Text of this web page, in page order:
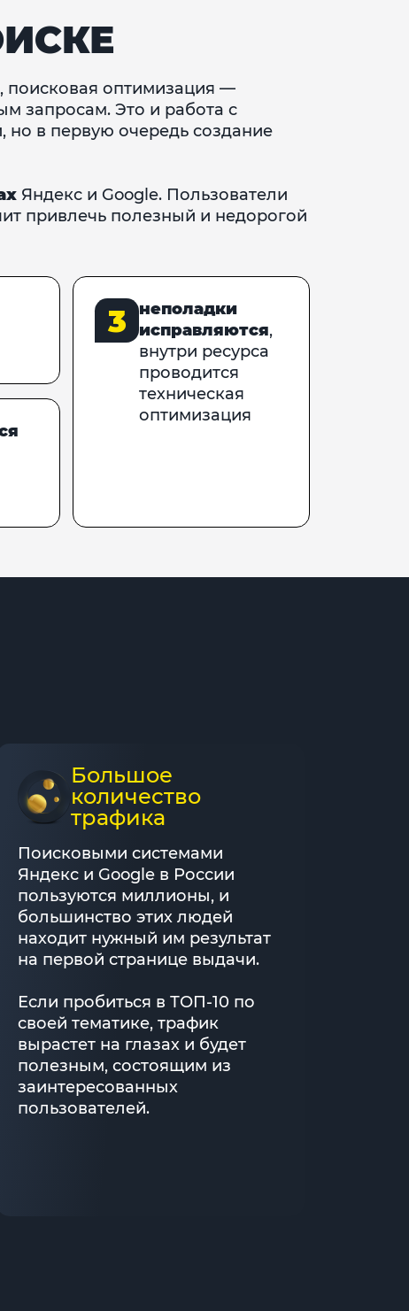
поисковая оптимизация —
запросам. Это и работа с
но в первую очередь создание
Яндекс и Google. Пользователи
привлечь полезный и недорогой
3
неполадки
исправляются,
внутри ресурса
проводится
техническая
оптимизация
Большое
количество
трафика
Поисковыми системами
Яндекс и Google в России
пользуются миллионы, и
большинство этих людей
находит нужный им результат
на первой странице выдачи.
Если пробиться в ТОП-10 по
своей тематике, трафик
вырастет на глазах и будет
полезным, состоящим из
заинтересованных
пользователей.